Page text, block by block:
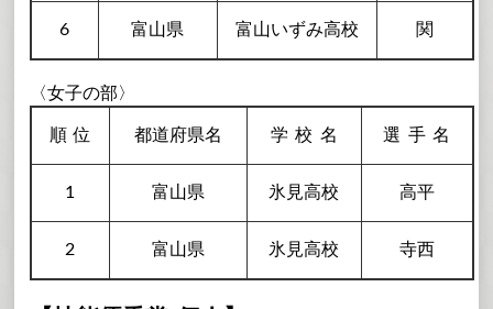
6 富山県 富山いずみ高校 関
〈女子の部〉
順位 都道府県名 学校 名 選手名
1 富山県 氷見高校 高平
2 富山県 氷見高校 寺西